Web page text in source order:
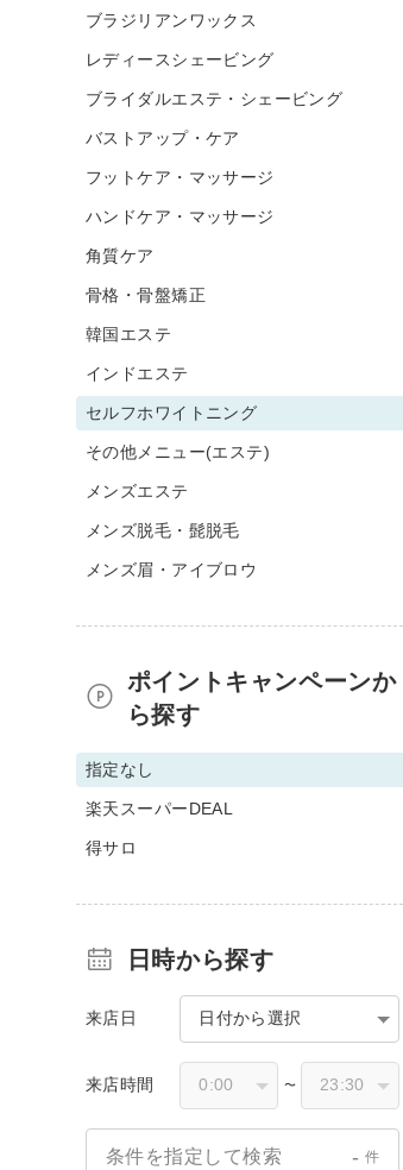
ブラジリアンワックス
レディースシェービング
ブライダルエステ・シェービング
バストアップ・ケア
フットケア・マッサージ
ハンドケア・マッサージ
角質ケア
骨格・骨盤矯正
韓国エステ
インドエステ
セルフホワイトニング
その他メニュー(エステ)
メンズエステ
メンズ脱毛・髭脱毛
メンズ眉・アイブロウ
ポイントキャンペーンか
ら探す
指定なし
楽天スーパーDEAL
得サロ
日時から探す
来店日 日付から選択
来店時間 〜
条件を指定して検索 - 件